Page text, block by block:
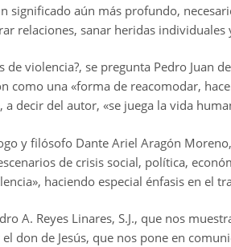
significado aún más profundo,
relaciones, sanar heridas
violencia?, se pregunta Pedro Juan
como una «forma de reacomodar,
decir del autor, «se juega la vida
y filósofo Dante Ariel Aragón
de crisis social, política,
haciendo especial énfasis en el
A. Reyes Linares, S.J., que nos
don de Jesús, que nos pone en